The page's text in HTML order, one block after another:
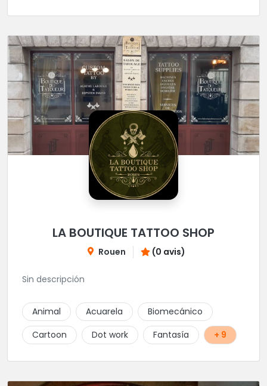
LA BOUTIQUE TATTOO SHOP
Rouen (0 avis)
Sin descripción
Animal Acuarela
Biomecánico
Cartoon
Dot work Fantasía + 9